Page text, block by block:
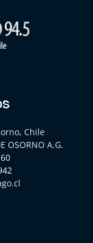
Chile
OSORNO A.G.